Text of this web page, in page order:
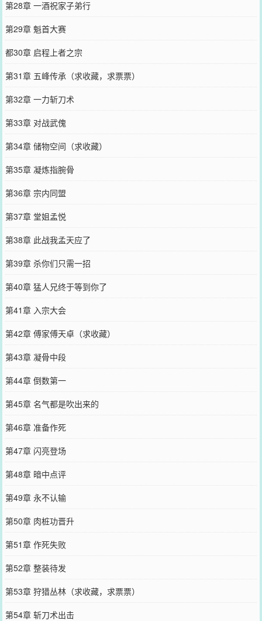
第28章 一酒祝家子弟行
第29章 魁首大赛
都30章 启程上者之宗
第31章 五峰传承（求收藏，求票票）
第32章 一力斩刀术
第33章 对战武傀
第34章 储物空间（求收藏）
第35章 凝炼指腕骨
第36章 宗内同盟
第37章 堂姐孟悦
第38章 此战我孟天应了
第39章 杀你们只需一招
第40章 猛人兄终于等到你了
第41章 入宗大会
第42章 傅家傅天卓（求收藏）
第43章 凝骨中段
第44章 倒数第一
第45章 名气都是吹出来的
第46章 准备作死
第47章 闪亮登场
第48章 暗中点评
第49章 永不认输
第50章 肉桩功晋升
第51章 作死失败
第52章 整装待发
第53章 狩猎丛林（求收藏，求票票）
第54章 斩刀术出击